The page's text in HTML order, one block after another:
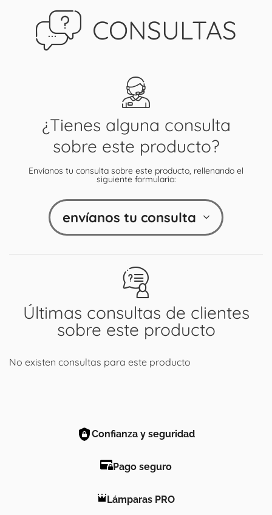
CONSULTAS
Últimas consultas de clientes
sobre este producto
No existen consultas para este producto
¿Tienes alguna consulta
sobre este producto?
Envíanos tu consulta sobre este producto, rellenando el
siguiente formulario:
envíanos tu consulta
Confianza y seguridad
Pago seguro
Lámparas PRO